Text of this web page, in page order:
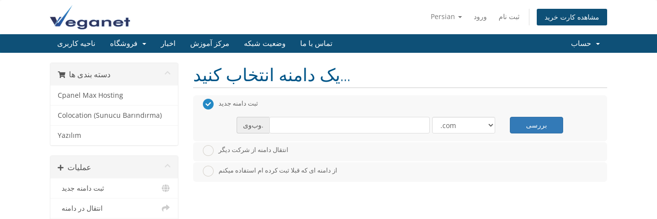
Persian ورود ثبت نام مشاهده کارت خرید
ناحیه کاربری اخبار مرکز آموزش وضعیت شبکه تماس با ما
دسته بندی ها
Cpanel Max Hosting
Colocation (Sunucu Barındırma)
Yazılım
عملیات
ثبت دامنه جدید
انتقال در دامنه
یک دامنه انتخاب کنید...
ثبت دامنه جدید
وب‌وی. بررسی
انتقال دامنه از شرکت دیگر
از دامنه ای که قبلا ثبت کرده ام استفاده میکنم